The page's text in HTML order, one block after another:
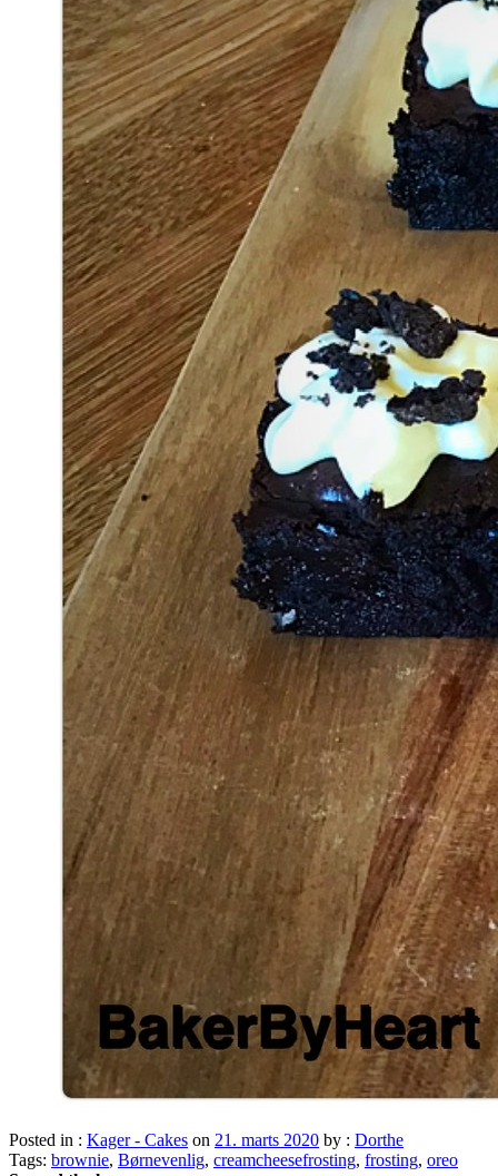
Posted in : Kager - Cakes on 21. marts 2020 by : Dorthe
Tags: brownie, Børnevenlig, creamcheesefrosting, frosting, oreo